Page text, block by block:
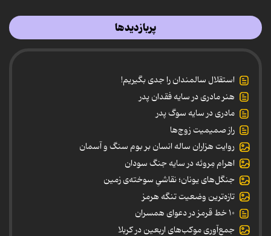
پربازدیدها
استقلال سالمندان را جدی بگیریم!
هنر مادری در سایه‌ فقدان پدر
مادری در سایه سوگ پدر
راز صمیمیت زوج‌ها
روایت هزاران ساله انسان بر بوم سنگ و آسمان
اهرام مِروئه در سایه جنگ سودان
جنگل‌های یونان؛ نقاشیِ سوخته‌ی زمین
تازه‌ترین وضعیت تنگه هرمز
۱۰ خط قرمز در دعوای همسران
جمع‌آوری موکب‌های اربعین در کربلا